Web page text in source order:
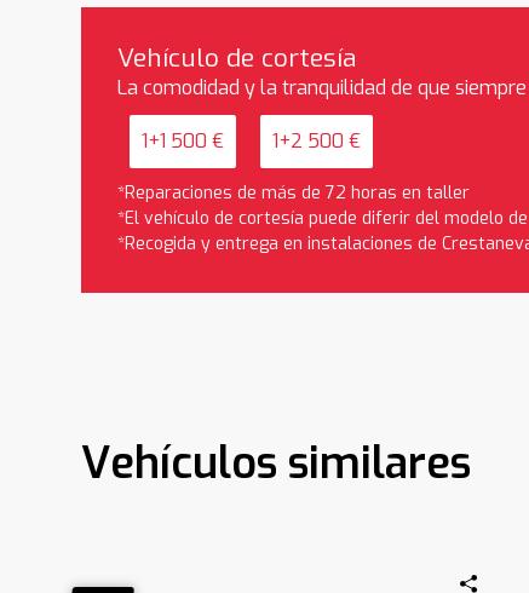
Vehículo de cortesía
La comodidad y la tranquilidad de que
1+1 500 € 1+2 500 €
*Reparaciones de más de 72 horas en taller
*El vehículo de cortesía puede diferir del modelo
*Recogida y entrega en instalaciones de
Vehículos similares